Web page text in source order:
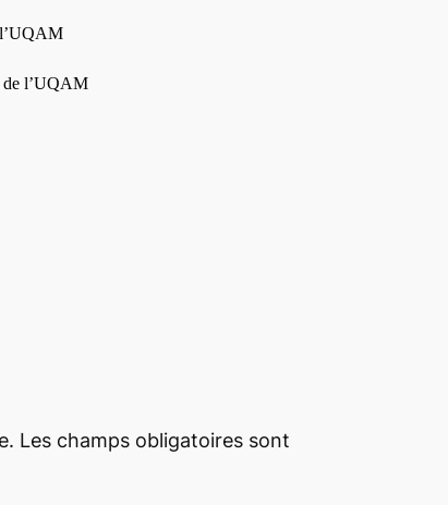
UQAM
de l’UQAM
Les champs obligatoires sont